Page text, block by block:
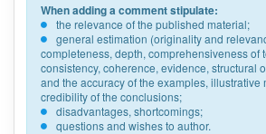
When adding a comment stipulate:
the relevance of the published material;
general estimation (originality and
completeness, depth, comprehensiveness of
consistency, coherence, evidence, structural
and the accuracy of the examples, illustrative
credibility of the conclusions;
disadvantages, shortcomings;
questions and wishes to author.